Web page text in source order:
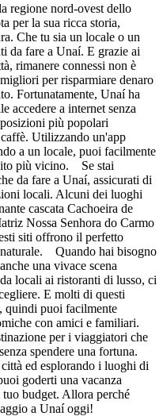
regione nord-ovest dello
per la sua ricca storia,
Che tu sia un locale o un
da fare a Unaí. E grazie ai
rimanere connessi non è
per risparmiare denaro
Fortunatamente, Unaí ha
accedere a internet senza
più popolari
Utilizzando un'app
a un locale, puoi facilmente
più vicino. Se stai
da fare a Unaí, assicurati di
locali. Alcuni dei luoghi
cascata Cachoeira de
Nossa Senhora do Carmo
siti offrono il perfetto
Quando hai bisogno
una vivace scena
locali ai ristoranti di lusso, ci
E molti di questi
quindi puoi facilmente
con amici e familiari.
per i viaggiatori che
spendere una fortuna.
ed esplorando i luoghi di
goderti una vacanza
budget. Allora perché
a Unaí oggi!